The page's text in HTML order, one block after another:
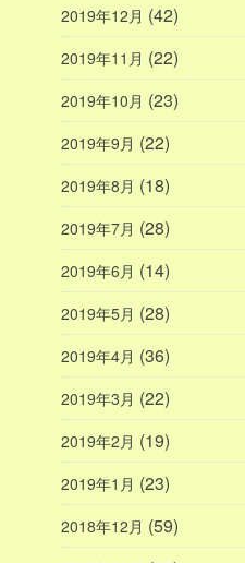
2019年12月 (42)
2019年11月 (22)
2019年10月 (23)
2019年9月 (22)
2019年8月 (18)
2019年7月 (28)
2019年6月 (14)
2019年5月 (28)
2019年4月 (36)
2019年3月 (22)
2019年2月 (19)
2019年1月 (23)
2018年12月 (59)